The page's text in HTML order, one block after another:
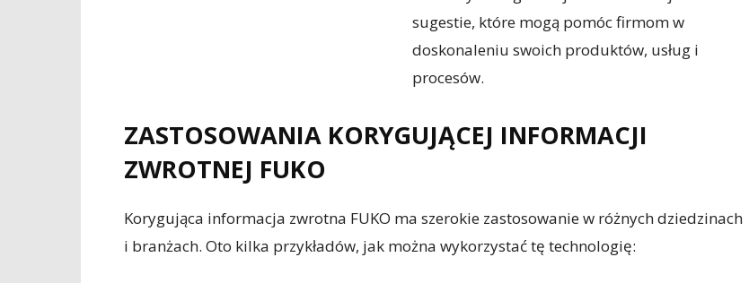
sugestie, które mogą pomóc firmom w
doskonaleniu swoich produktów, usług i
procesów.
ZASTOSOWANIA KORYGUJĄCEJ INFORMACJI
ZWROTNEJ FUKO
Korygująca informacja zwrotna FUKO ma szerokie zastosowanie w różnych dziedzinach
i branżach. Oto kilka przykładów, jak można wykorzystać tę technologię: